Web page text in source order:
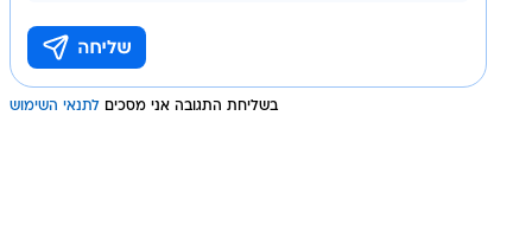
בשליחת התגובה אני מסכים לתנאי השימוש